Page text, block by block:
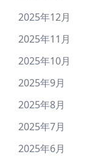
2025年12月
2025年11月
2025年10月
2025年9月
2025年8月
2025年7月
2025年6月